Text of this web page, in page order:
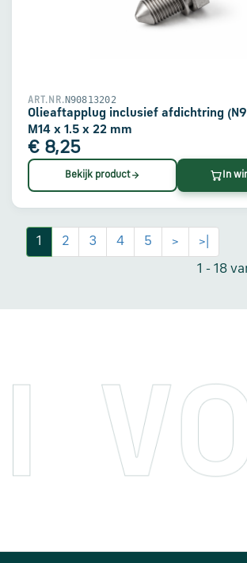
ART.NR.N90813202
Olieaftapplug inclusief afdichtring
M14 x 1.5 x 22 mm
€ 8,25
Bekijk product In
1 2 3 4 5 > >|
1 - 18